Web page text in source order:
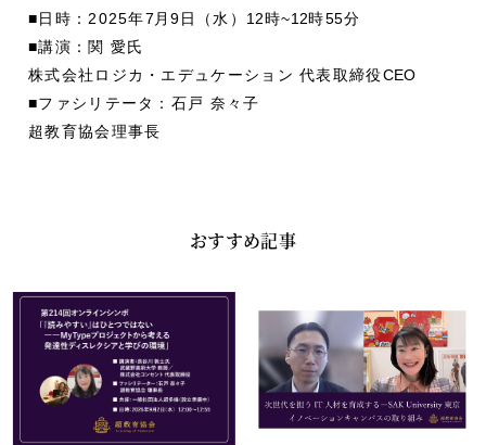
■日時：2025年7 月9日（水） 12時~12時55分
■講演：関 愛氏
株式会社ロジカ・エデュケーション 代表取締役CEO
■ファシリテータ：石戸 奈々子
超教育協会理事長
おすすめ記事